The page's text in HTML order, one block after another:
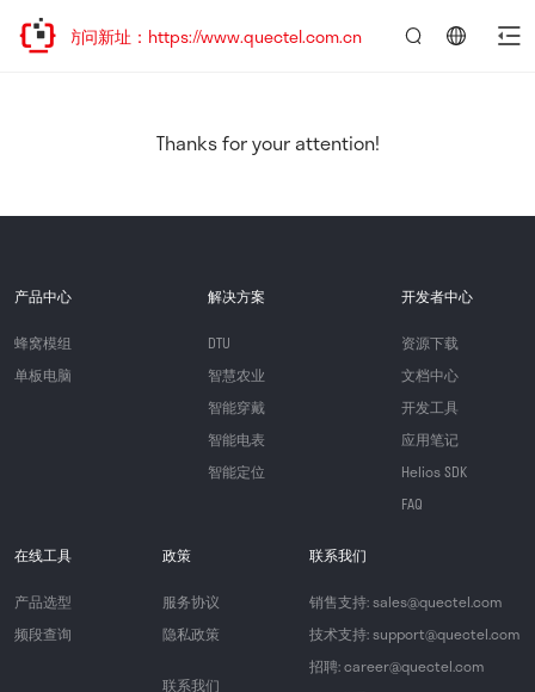
，欢迎访问新址：https://www.quectel.com.cn
Thanks for your attention!
产品中心
蜂窝模组
单板电脑
解决方案
DTU
智慧农业
智能穿戴
智能电表
智能定位
开发者中心
资源下载
文档中心
开发工具
应用笔记
Helios SDK
FAQ
在线工具
产品选型
频段查询
政策
服务协议
隐私政策
联系我们
联系我们
销售支持: sales@quectel.com
技术支持: support@quectel.com
招聘: career@quectel.com